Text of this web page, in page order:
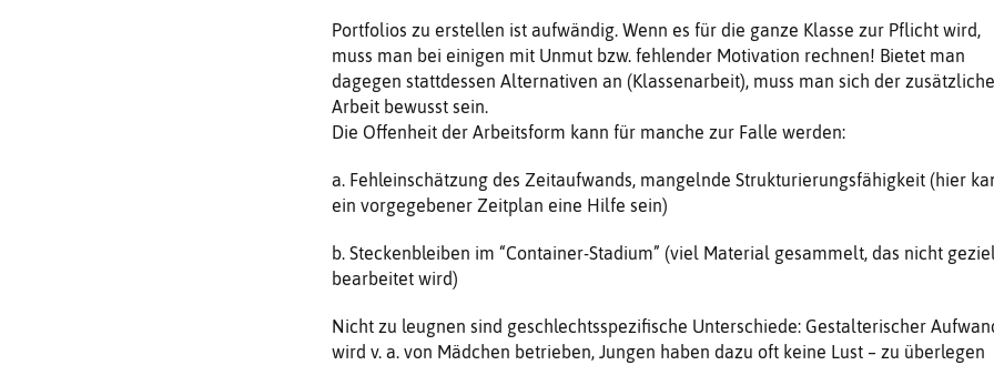
Portfolios zu erstellen ist aufwändig. Wenn es für die ganze Klasse zur Pflicht wird,
muss man bei einigen mit Unmut bzw. fehlender Motivation rechnen! Bietet man
dagegen stattdessen Alternativen an (Klassenarbeit), muss man sich der
Arbeit bewusst sein.
Die Offenheit der Arbeitsform kann für manche zur Falle werden:
a. Fehleinschätzung des Zeitaufwands, mangelnde Strukturierungsfähigkeit (hier
ein vorgegebener Zeitplan eine Hilfe sein)
b. Steckenbleiben im “Container-Stadium” (viel Material gesammelt, das nicht
bearbeitet wird)
Nicht zu leugnen sind geschlechtsspezifische Unterschiede: Gestalterischer
wird v. a. von Mädchen betrieben, Jungen haben dazu oft keine Lust – zu überlegen